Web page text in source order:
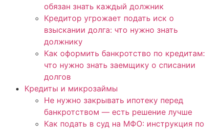
обязан знать каждый должник
Кредитор угрожает подать иск о
взыскании долга: что нужно знать
должнику
Как оформить банкротство по кредитам:
что нужно знать заемщику о списании
долгов
Кредиты и микрозаймы
Не нужно закрывать ипотеку перед
банкротством — есть решение лучше
Как подать в суд на МФО: инструкция по